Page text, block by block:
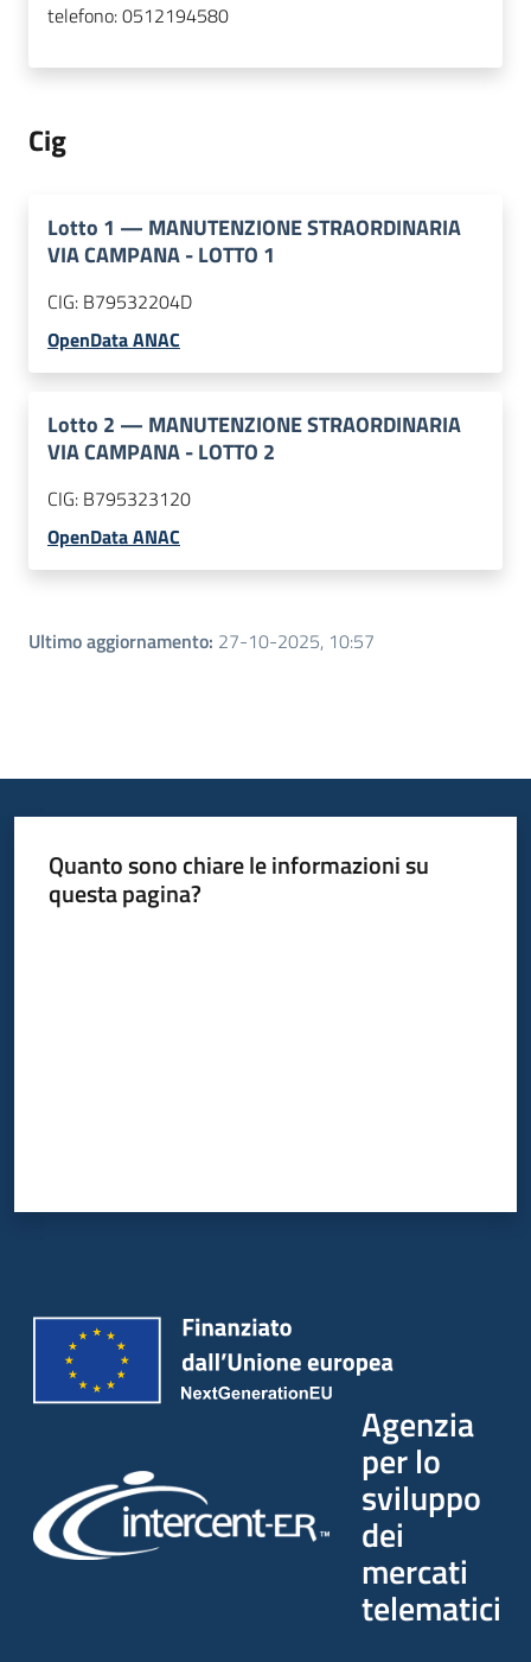
telefono:0512194580
Cig
Lotto 1 — MANUTENZIONE STRAORDINARIA
VIA CAMPANA - LOTTO 1
CIG: B79532204D
OpenData ANAC
Lotto 2 — MANUTENZIONE STRAORDINARIA
VIA CAMPANA - LOTTO 2
CIG: B795323120
OpenData ANAC
Ultimo aggiornamento: 27-10-2025, 10:57
Quanto sono chiare le informazioni su
questa pagina?
Agenzia
per lo
sviluppo
dei
mercati
telematici